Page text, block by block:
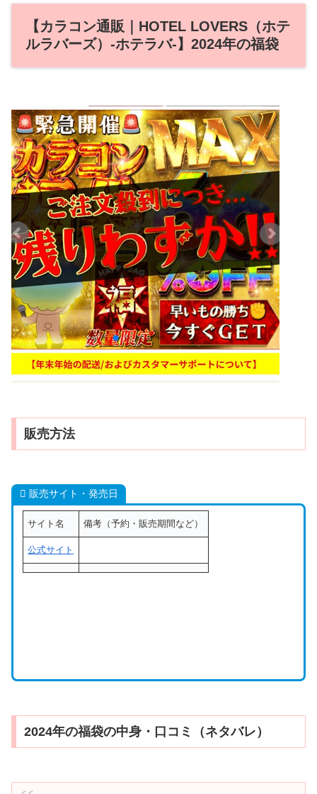
【カラコン通販｜HOTEL LOVERS（ホテ
ルラバーズ）‐ホテラバ‐】2024年の福袋
販売方法
販売サイト・発売日
サイト名 備考（予約・販売期間など）
公式サイト
2024年の福袋の中身・口コミ（ネタバレ）